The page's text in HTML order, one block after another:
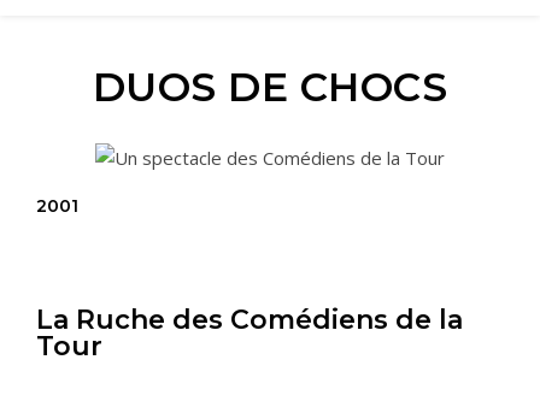
DUOS DE CHOCS
2001
La Ruche des Comédiens de la
Tour